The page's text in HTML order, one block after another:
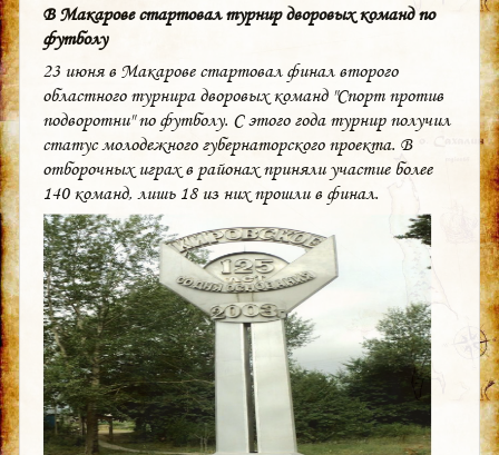
В Макарове стартовал турнир дворовых команд по
футболу
23 июня в Макарове стартовал финал второго
областного турнира дворовых команд "Спорт против
подворотни" по футболу. С этого года турнир получил
статус молодежного губернаторского проекта. В
отборочных играх в районах приняли участие более
140 команд, лишь 18 из них прошли в финал.